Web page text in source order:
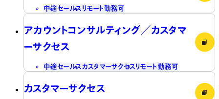
中途セールス リモート勤務可
アカウントコンサルティング／カスタマ
ーサクセス
中途セールスカスタマーサクセスリモート勤務可
カスタマーサクセス